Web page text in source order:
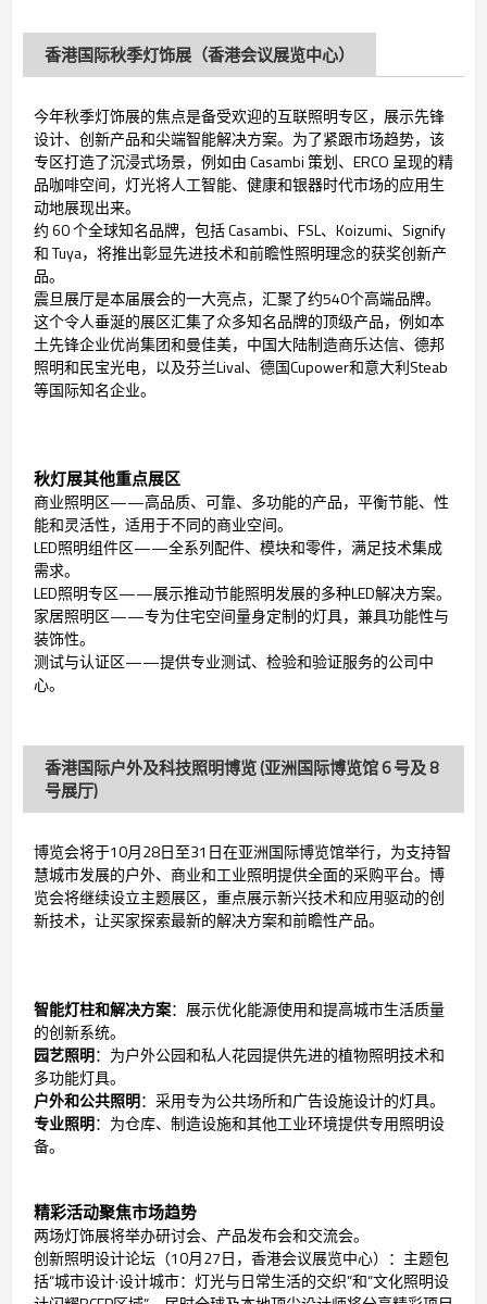
香港国际秋季灯饰展（香港会议展览中心）
今年秋季灯饰展的焦点是备受欢迎的互联照明专区，展示先锋
设计、创新产品和尖端智能解决方案。为了紧跟市场趋势，该
专区打造了沉浸式场景，例如由 Casambi 策划、ERCO 呈现的精
品咖啡空间，灯光将人工智能、健康和银器时代市场的应用生
动地展现出来。
约 60 个全球知名品牌，包括 Casambi、FSL、Koizumi、Signify
和 Tuya，将推出彰显先进技术和前瞻性照明理念的获奖创新产
品。
震旦展厅是本届展会的一大亮点，汇聚了约540个高端品牌。
这个令人垂涎的展区汇集了众多知名品牌的顶级产品，例如本
土先锋企业优尚集团和曼佳美，中国大陆制造商乐达信、德邦
照明和民宝光电，以及芬兰Lival、德国Cupower和意大利Steab
等国际知名企业。
秋灯展其他重点展区
商业照明区——高品质、可靠、多功能的产品，平衡节能、性
能和灵活性，适用于不同的商业空间。
LED照明组件区——全系列配件、模块和零件，满足技术集成
需求。
LED照明专区——展示推动节能照明发展的多种LED解决方案。
家居照明区——专为住宅空间量身定制的灯具，兼具功能性与
装饰性。
测试与认证区——提供专业测试、检验和验证服务的公司中
心。
香港国际户外及科技照明博览 (亚洲国际博览馆 6 号及 8
号展厅)
博览会将于10月28日至31日在亚洲国际博览馆举行，为支持智
慧城市发展的户外、商业和工业照明提供全面的采购平台。博
览会将继续设立主题展区，重点展示新兴技术和应用驱动的创
新技术，让买家探索最新的解决方案和前瞻性产品。
智能灯柱和解决方案：展示优化能源使用和提高城市生活质量
的创新系统。
园艺照明：为户外公园和私人花园提供先进的植物照明技术和
多功能灯具。
户外和公共照明：采用专为公共场所和广告设施设计的灯具。
专业照明：为仓库、制造设施和其他工业环境提供专用照明设
备。
精彩活动聚焦市场趋势
两场灯饰展将举办研讨会、产品发布会和交流会。
创新照明设计论坛（10月27日，香港会议展览中心）：主题包
括“城市设计·设计城市：灯光与日常生活的交织”和“文化照明设